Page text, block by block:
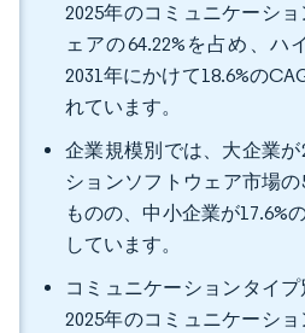
2025年のコミュニケーシ
ェアの64.22%を占め、ハ
2031年にかけて18.6%の
れています。
企業規模別では、大企業
ションソフトウェア市場の
ものの、中小企業が17.6%
しています。
コミュニケーションタイ
2025年のコミュニケーシ